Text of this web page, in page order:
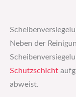
Neben der
Schutzschicht
abweist.